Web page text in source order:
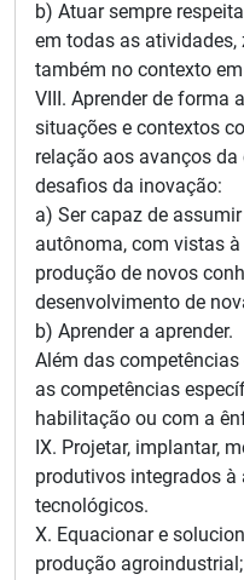
b) Atuar sempre
em todas as
também no contexto
VIII. Aprender de forma
situações e contextos
relação aos avanços
desafios da inovação:
a) Ser capaz de
autônoma, com vistas
produção de novos
desenvolvimento de
b) Aprender a aprender.
Além das
as competências
habilitação ou com a
IX. Projetar, implantar,
produtivos integrados
tecnológicos.
X. Equacionar e
produção agroindustrial;